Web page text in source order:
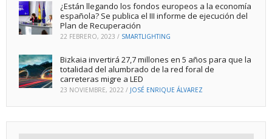
¿Están llegando los fondos europeos a la economía
española? Se publica el III informe de ejecución del
Plan de Recuperación
22 FEBRERO, 2023 / SMARTLIGHTING
Bizkaia invertirá 27,7 millones en 5 años para que la
totalidad del alumbrado de la red foral de
carreteras migre a LED
23 NOVIEMBRE, 2022 / JOSÉ ENRIQUE ÁLVAREZ